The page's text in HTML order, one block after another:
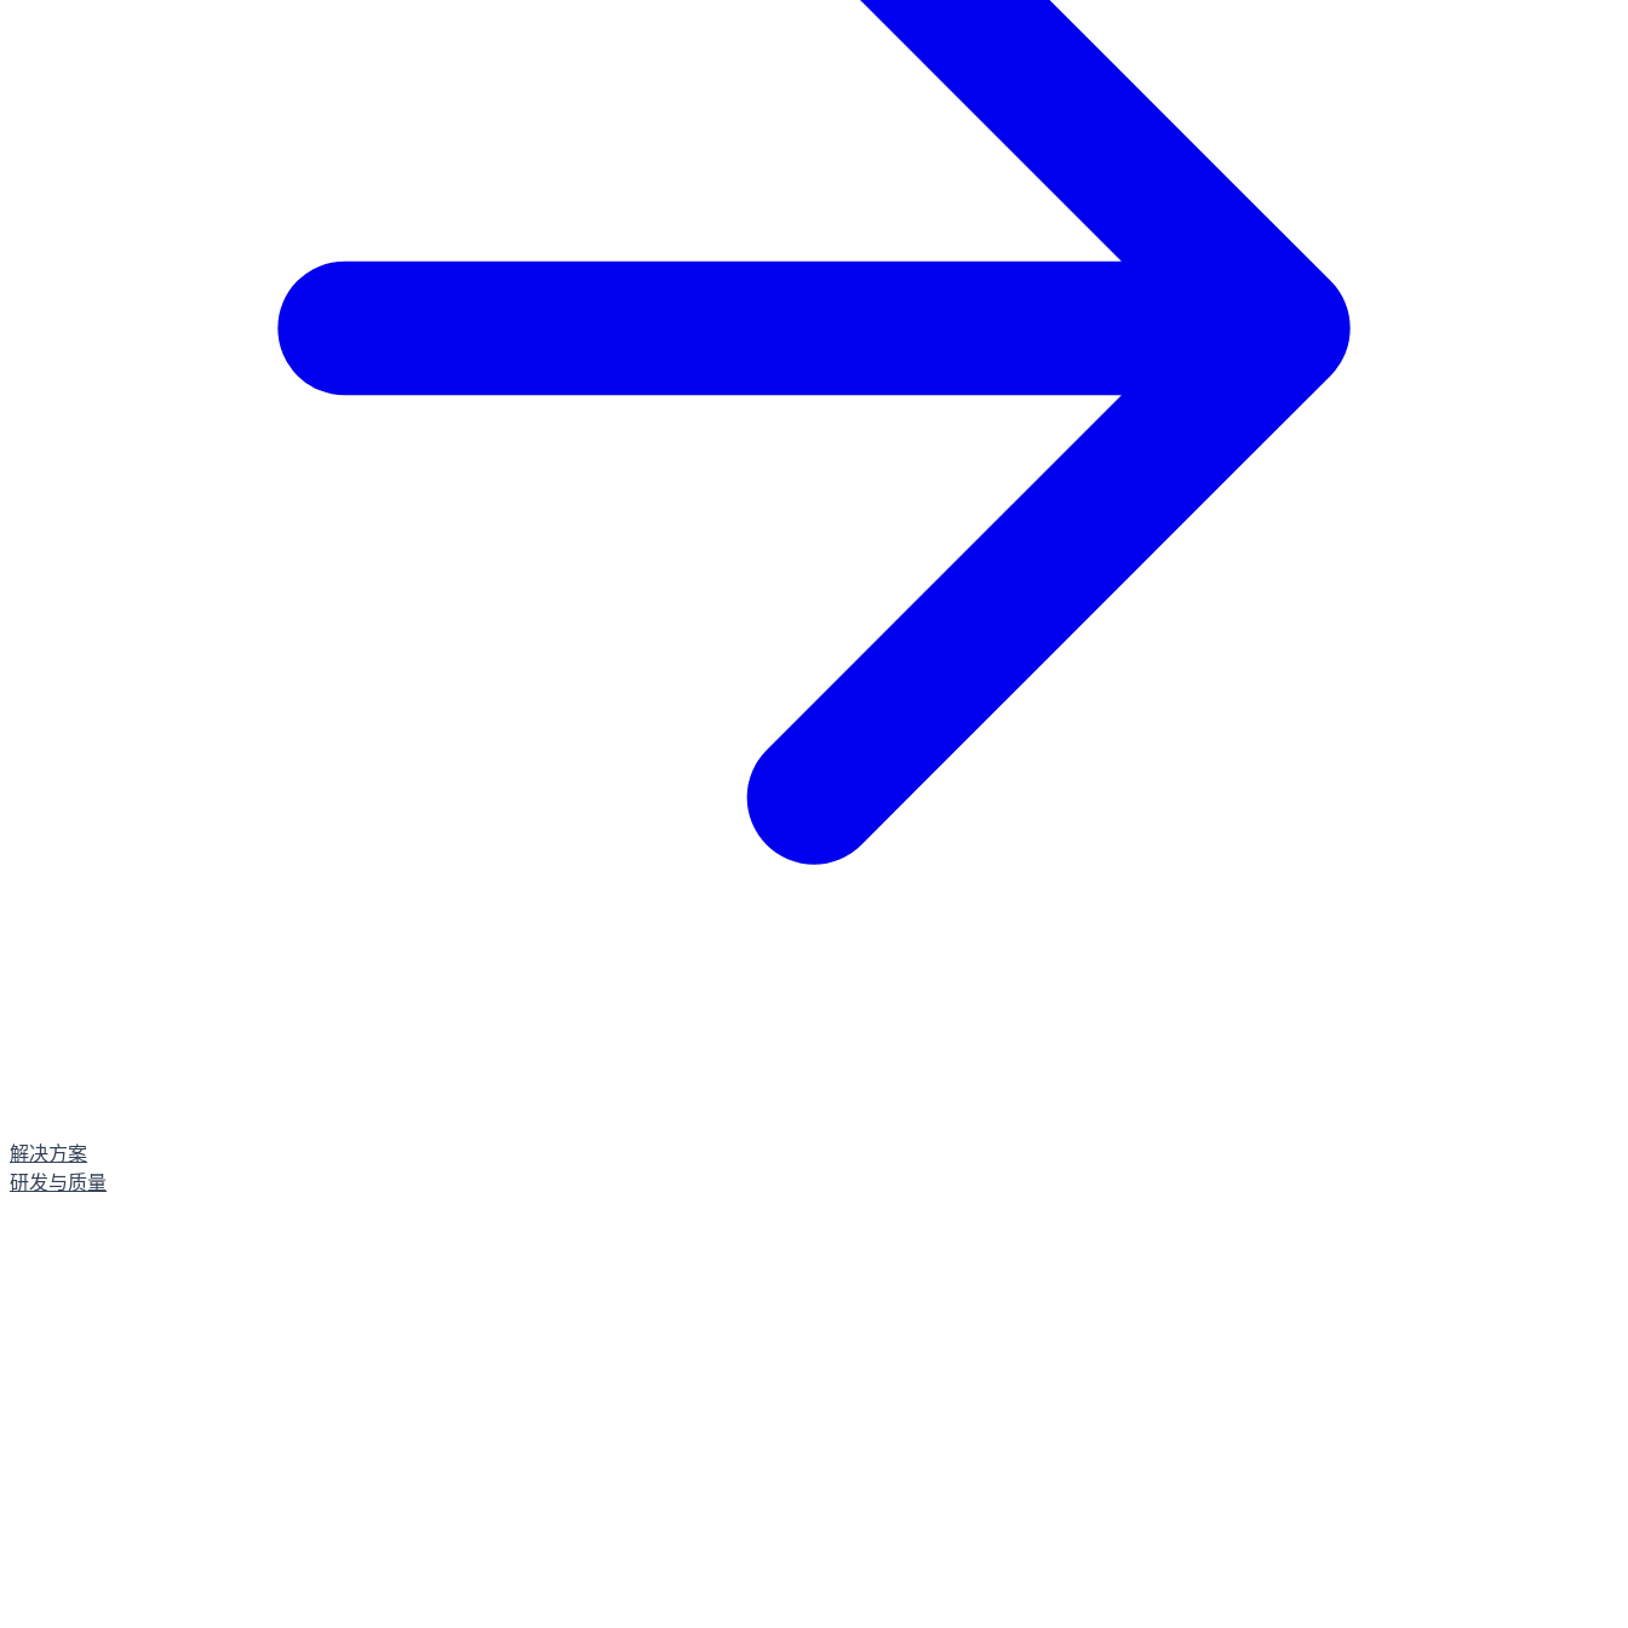
解决方案
研发与质量